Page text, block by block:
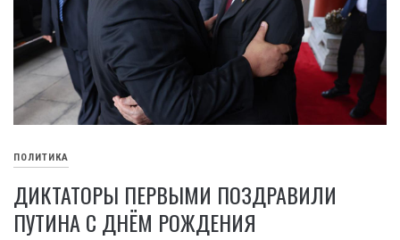
ПОЛИТИКА
ДИКТАТОРЫ ПЕРВЫМИ ПОЗДРАВИЛИ
ПУТИНА С ДНЁМ РОЖДЕНИЯ